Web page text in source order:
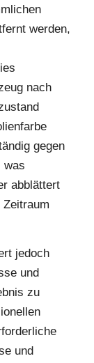
werden,
nach
gegen
was
abblättert
Zeitraum
jedoch
und
zu
und